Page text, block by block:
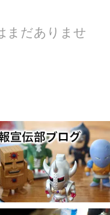
まだありませ